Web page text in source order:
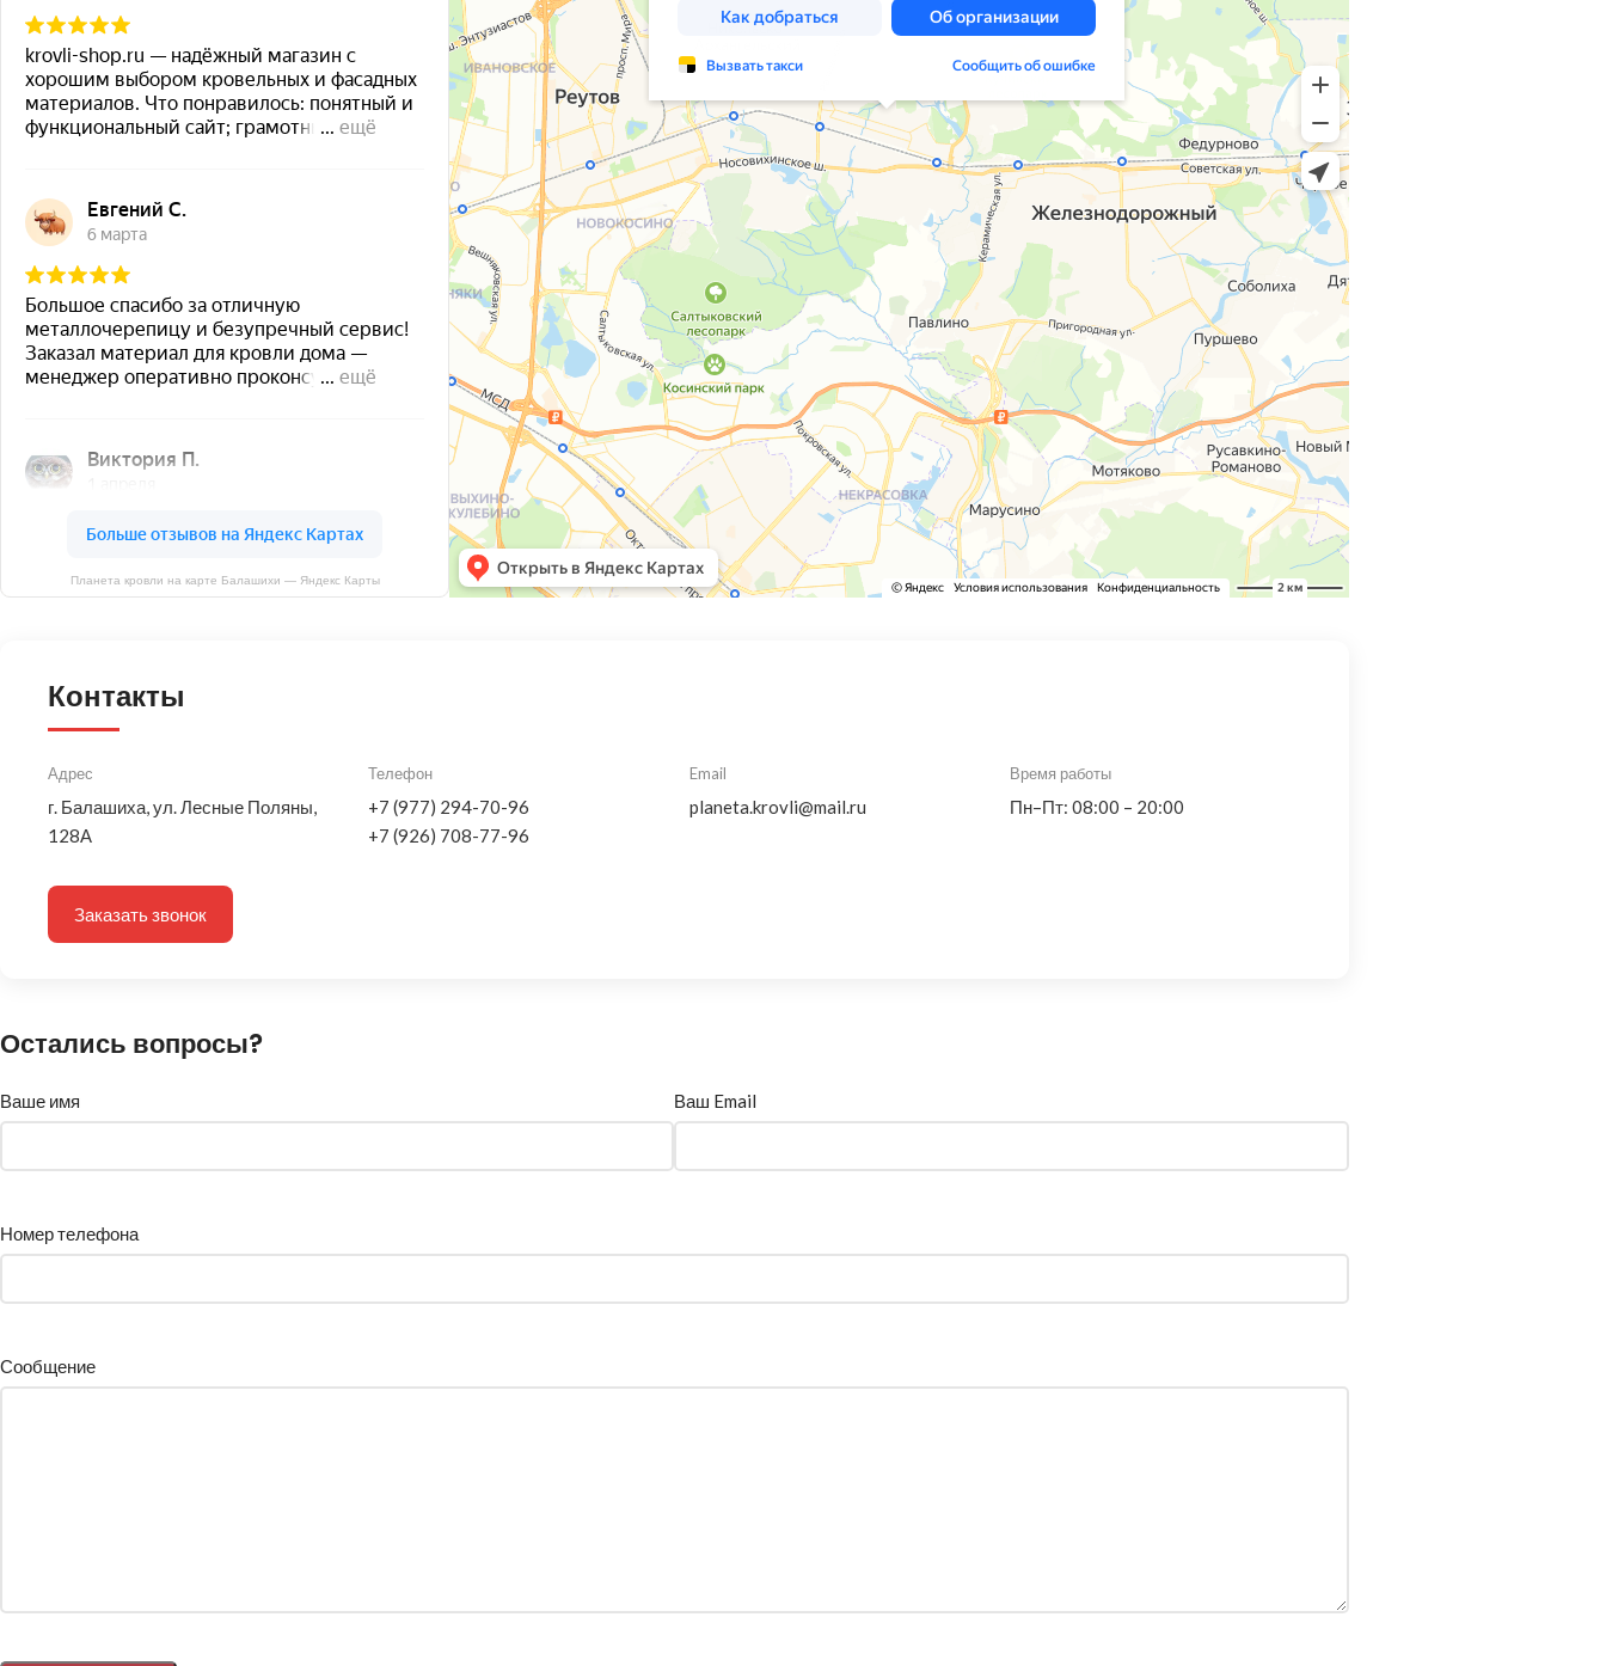
Планета кровли на карте Балашихи — Яндекс Карты
Контакты
Адрес
г. Балашиха, ул. Лесные Поляны,
128А
Телефон
+7 (977) 294-70-96
+7 (926) 708-77-96
Email
planeta.krovli@mail.ru
Время работы
Пн–Пт: 08:00 – 20:00
Заказать звонок
Остались вопросы?
Ваше имя Ваш Email
Номер телефона
Сообщение